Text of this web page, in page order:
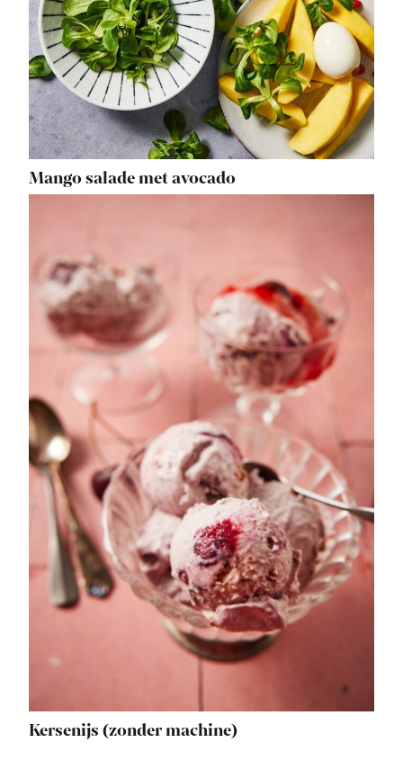
Mango salade met avocado
Kersenijs (zonder machine)